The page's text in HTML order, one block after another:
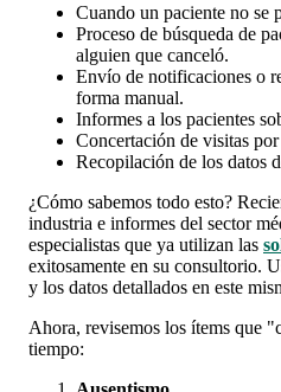
Cuando un paciente no se
Proceso de búsqueda de
alguien que canceló.
Envío de notificaciones o
forma manual.
Informes a los pacientes
Concertación de visitas
Recopilación de los datos
¿Cómo sabemos todo esto?
industria e informes del sector
especialistas que ya utilizan las
exitosamente en su consultorio.
y los datos detallados en este
Ahora, revisemos los ítems que
tiempo: